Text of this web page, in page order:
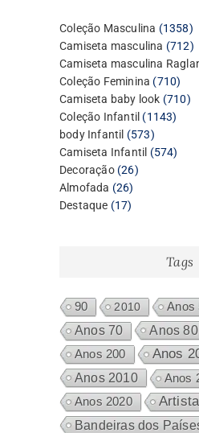
Coleção Masculina 1358
Camiseta masculina 712
Camiseta masculina
Coleção Feminina 710710
Camiseta baby look 710710
Coleção Infantil 11431143
body Infantil 573573
produtos
Camiseta Infantil 574574
Decoração 2626
Almofada 2626
produtos
Destaque 1717
Tags
90 2010 Anos
Anos 70
Anos 80
Anos 200 Anos
Anos 2010 Anos
Anos 2020 Artista
Bandeiras dos